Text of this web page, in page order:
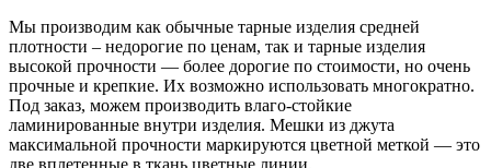
Мы производим как обычные тарные изделия средней
плотности – недорогие по ценам, так и тарные изделия
высокой прочности — более дорогие по стоимости, но очень
прочные и крепкие. Их возможно использовать многократно.
Под заказ, можем производить влаго-стойкие
ламинированные внутри изделия. Мешки из джута
максимальной прочности маркируются цветной меткой — это
две вплетенные в ткань цветные линии.